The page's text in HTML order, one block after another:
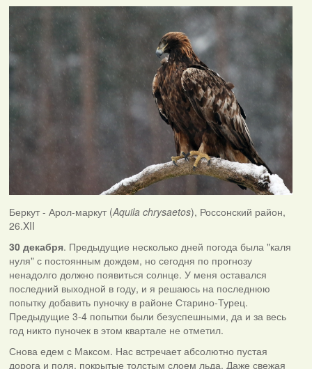
Беркут - Арол-маркут (Aquila chrysaetos), Россонский район,
26.XII
30 декабря. Предыдущие несколько дней погода была "каля
нуля" с постоянным дождем, но сегодня по прогнозу
ненадолго должно появиться солнце. У меня оставался
последний выходной в году, и я решаюсь на последнюю
попытку добавить пуночку в районе Старино-Турец.
Предыдущие 3-4 попытки были безуспешными, да и за весь
год никто пуночек в этом квартале не отметил.
Снова едем с Максом. Нас встречает абсолютно пустая
дорога и поля, покрытые толстым слоем льда. Даже свежая